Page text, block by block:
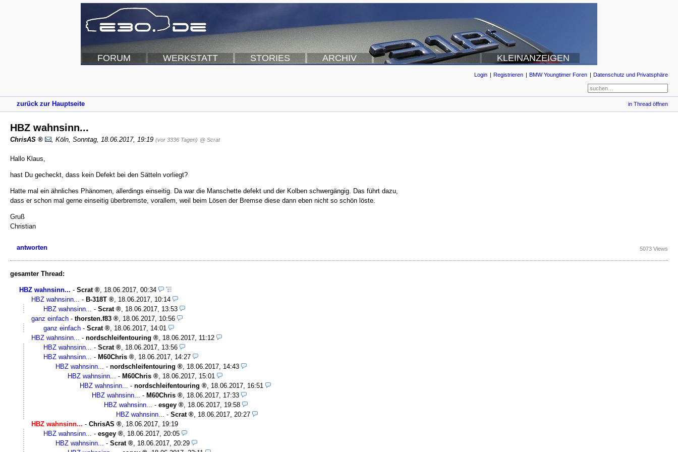
FORUM WERKSTATT STORIES ARCHIV KLEINANZEIGEN
Login Registrieren BMW Youngtimer Foren Datenschutz und Privatsphäre
zurück zur Hauptseite in Thread öffnen
HBZ wahnsinn...
ChrisAS Köln Sonntag, 18.06.2017, 19:19 (vor 3336 Tagen) @ Scrat
Hallo Klaus,
hast Du gecheckt, dass kein Defekt bei den Sätteln vorliegt?
Hatte mal ein ähnliches Phänomen, allerdings einseitig. Da war die Manschette defekt und der Kolben schwergängig. Das führt dazu,
dass er schon mal gerne einseitig überbremste, vorallem, weil beim Lösen der Bremse diese dann eben nicht so schön löste.
Gruß
Christian
antworten 5073 Views
gesamter Thread:
HBZ wahnsinn... - Scrat , 18.06.2017, 00:34
HBZ wahnsinn... - B-318T , 18.06.2017, 10:14
HBZ wahnsinn... - Scrat , 18.06.2017, 13:53
ganz einfach - thorsten.f83 , 18.06.2017, 10:56
ganz einfach - Scrat , 18.06.2017, 14:01
HBZ wahnsinn... - nordschleifentouring , 18.06.2017, 11:12
HBZ wahnsinn... - Scrat , 18.06.2017, 13:56
HBZ wahnsinn... - M60Chris , 18.06.2017, 14:27
HBZ wahnsinn... - nordschleifentouring , 18.06.2017, 14:43
HBZ wahnsinn... - M60Chris , 18.06.2017, 15:01
HBZ wahnsinn... - nordschleifentouring , 18.06.2017, 16:51
HBZ wahnsinn... - M60Chris , 18.06.2017, 17:33
HBZ wahnsinn... - esgey , 18.06.2017, 19:58
HBZ wahnsinn... - Scrat , 18.06.2017, 20:27
HBZ wahnsinn... - ChrisAS , 18.06.2017, 19:19
HBZ wahnsinn... - esgey , 18.06.2017, 20:05
HBZ wahnsinn... - Scrat , 18.06.2017, 20:29